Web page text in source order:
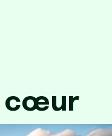
cœur